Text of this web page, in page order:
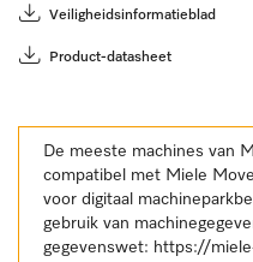
Veiligheidsinformatieblad
Product-datasheet
De meeste machines van
compatibel met Miele
voor digitaal
gebruik van
gegevenswet: https://